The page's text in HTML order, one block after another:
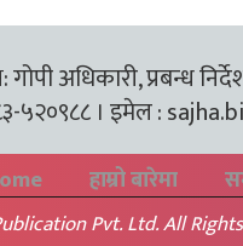
अधिकारी, प्रबन्ध
५२०९८८ । इमेल :
हाम्रो बारेमा
Pvt. Ltd. All